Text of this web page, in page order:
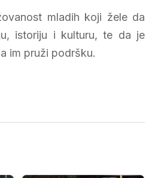
mladih koji žele da
istoriju i kulturu, te da je
im pruži podršku.